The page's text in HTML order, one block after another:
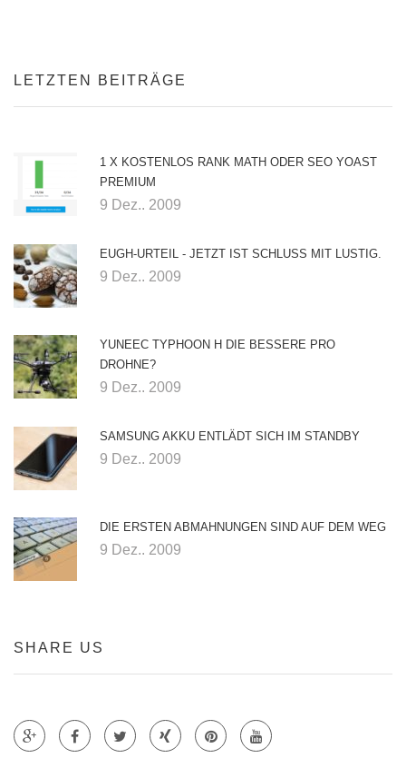
LETZTEN BEITRÄGE
1 X KOSTENLOS RANK MATH ODER SEO YOAST
PREMIUM
9 Dez.. 2009
EUGH-URTEIL - JETZT IST SCHLUSS MIT LUSTIG.
9 Dez.. 2009
YUNEEC TYPHOON H DIE BESSERE PRO
DROHNE?
9 Dez.. 2009
SAMSUNG AKKU ENTLÄDT SICH IM STANDBY
9 Dez.. 2009
DIE ERSTEN ABMAHNUNGEN SIND AUF DEM WEG
9 Dez.. 2009
SHARE US
Teile auf Google +
Teile auf Faecebook
Teile auf Twitter
Teile auf Xing
Teile auf Pinterest